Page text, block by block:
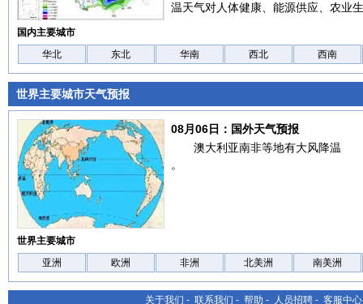
温天气对人体健康、能源供应、农业
国内主要城市
华北
东北 华南 西北 西南
世界主要城市天气预报
08月06日：国外天气预报
澳大利亚南非等地有大风降温
。
世界主要城市
亚洲
欧洲 非洲 北美洲 南美洲
关于我们 - 联系我们 - 帮助 - 人员招聘 - 客服中心